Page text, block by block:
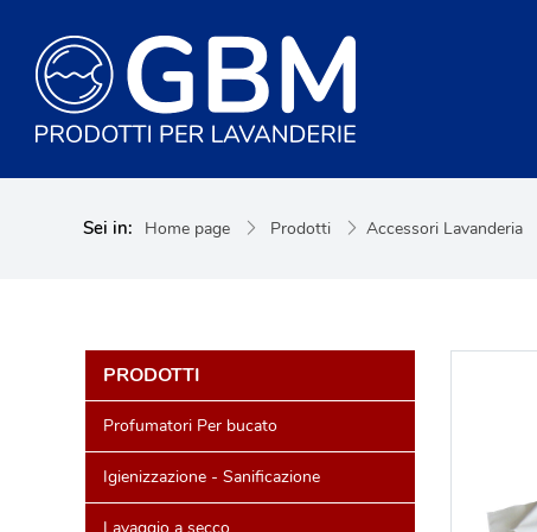
Sei in: Home page Prodotti Accessori Lavanderia
PRODOTTI
Profumatori Per bucato
Igienizzazione - Sanificazione